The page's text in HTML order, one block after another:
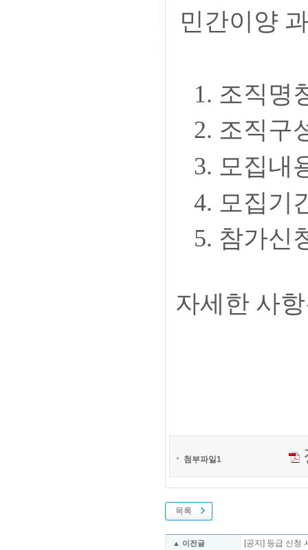
민간이양
1. 조직명
2. 조직구
3. 모집내
4. 모집기
5. 참가신
자세한 사
첨부파일1
목록
▲ 이전글 [공지] 등급 신청